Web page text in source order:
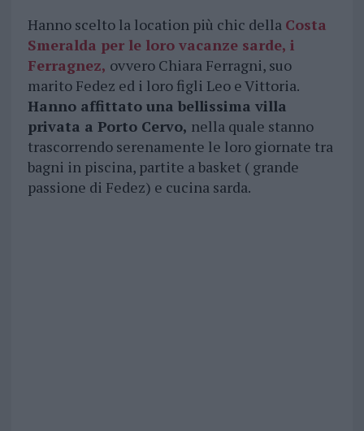
Hanno scelto la location più chic della Costa
Smeralda per le loro vacanze sarde, i
Ferragnez, ovvero Chiara Ferragni, suo
marito Fedez ed i loro figli Leo e Vittoria.
Hanno affittato una bellissima villa
privata a Porto Cervo, nella quale stanno
trascorrendo serenamente le loro giornate tra
bagni in piscina, partite a basket ( grande
passione di Fedez) e cucina sarda.